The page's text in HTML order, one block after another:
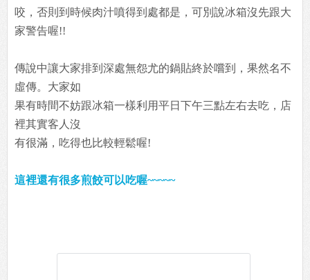
咬，否則到時候肉汁噴得到處都是，可別說冰箱沒先跟大
家警告喔!!
傳說中讓大家排到深處無怨尤的鍋貼終於嚐到，果然名不
虛傳。大家如
果有時間不妨跟冰箱一樣利用平日下午三點左右去吃，店
裡其實客人沒
有很滿，吃得也比較輕鬆喔!
這裡還有很多煎餃可以吃喔~~~~~